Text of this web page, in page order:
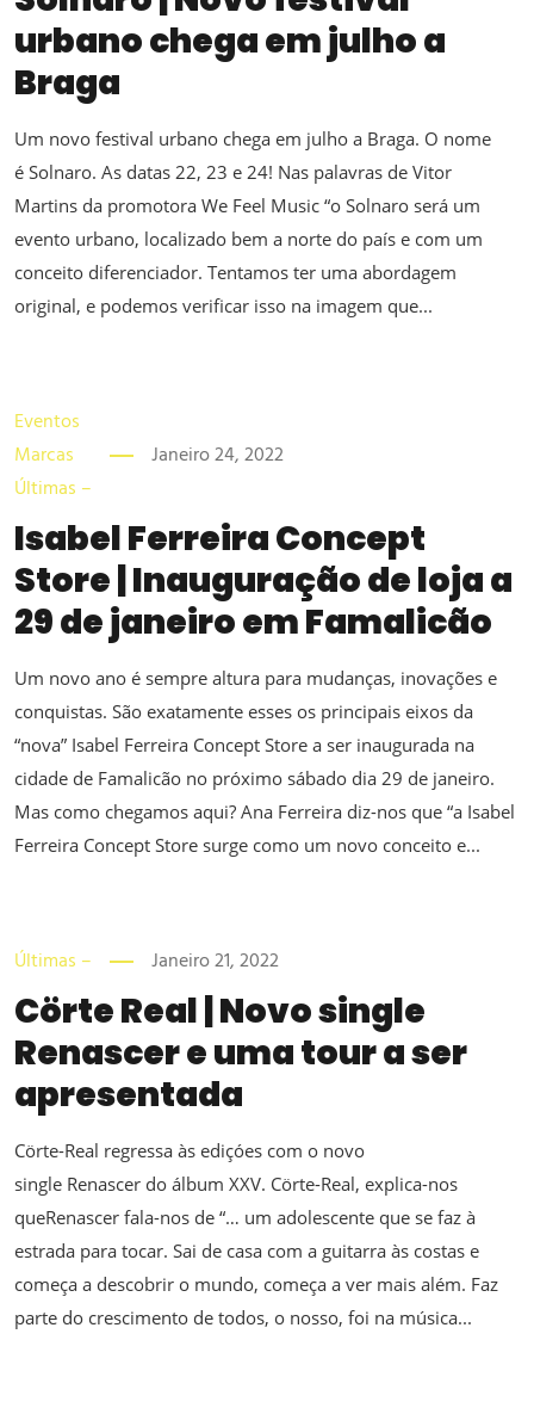
urbano chega em julho a
Braga
Um novo festival urbano chega em julho a Braga. O nome
é Solnaro. As datas 22, 23 e 24! Nas palavras de Vitor
Martins da promotora We Feel Music “o Solnaro será um
evento urbano, localizado bem a norte do país e com um
conceito diferenciador. Tentamos ter uma abordagem
original, e podemos verificar isso na imagem que...
Eventos
Marcas
Últimas –
Janeiro 24, 2022
Isabel Ferreira Concept
Store | Inauguração de loja a
29 de janeiro em Famalicão
Um novo ano é sempre altura para mudanças, inovações e
conquistas. São exatamente esses os principais eixos da
“nova” Isabel Ferreira Concept Store a ser inaugurada na
cidade de Famalicão no próximo sábado dia 29 de janeiro.
Mas como chegamos aqui? Ana Ferreira diz-nos que “a Isabel
Ferreira Concept Store surge como um novo conceito e...
Últimas – Janeiro 21, 2022
Cörte Real | Novo single
Renascer e uma tour a ser
apresentada
Cörte-Real regressa às ediçóes com o novo
single Renascer do álbum XXV. Cörte-Real, explica-nos
queRenascer fala-nos de “… um adolescente que se faz à
estrada para tocar. Sai de casa com a guitarra às costas e
começa a descobrir o mundo, começa a ver mais além. Faz
parte do crescimento de todos, o nosso, foi na música...